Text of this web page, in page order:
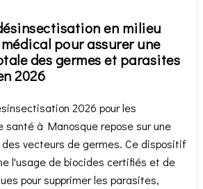
en milieu
pour assurer une
des germes et parasites
2026
2026 pour les
santé à Manosque repose sur une
vecteurs de germes. Ce dispositif
l'usage de biocides certifiés et de
pour supprimer les parasites,